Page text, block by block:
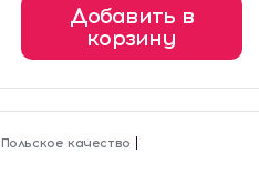
Добавить в
корзину
Польское качество